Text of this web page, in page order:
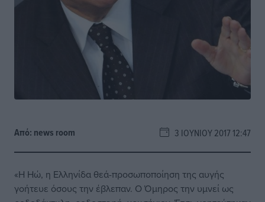
Από: news room 3 ΙΟΥΝΊΟΥ 2017 12:47
«Η Ηώ, η Ελληνίδα θεά-προσωποποίηση της αυγής
γοήτευε όσους την έβλεπαν. Ο Όμηρος την υμνεί ως